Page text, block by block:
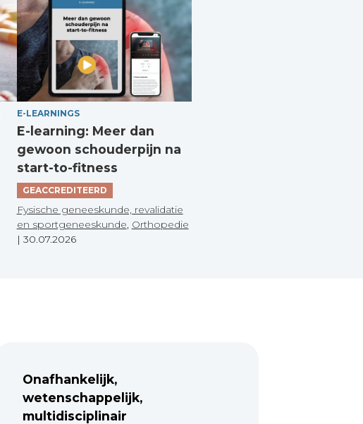
E-LEARNINGS
E-learning: Meer dan
gewoon schouderpijn na
start-to-fitness
GEACCREDITEERD
Fysische geneeskunde, revalidatie
en sportgeneeskunde Orthopedie
| 30.07.2026
Onafhankelijk,
wetenschappelijk,
multidisciplinair